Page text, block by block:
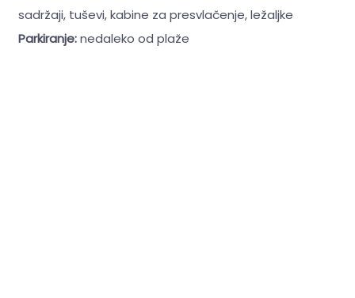
sadržaji, tuševi, kabine za presvlačenje, ležaljke
Parkiranje:nedaleko od plaže